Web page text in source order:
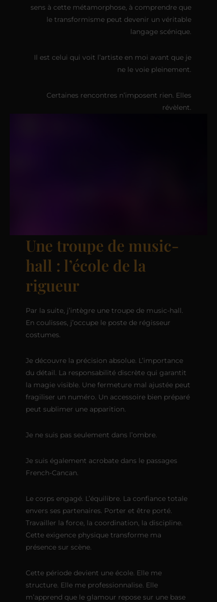
sens à cette métamorphose, à comprendre que
le transformisme peut devenir un véritable
langage scénique.
Il est celui qui voit l’artiste en moi avant que je
ne le voie pleinement.
Certaines rencontres n’imposent rien. Elles
révèlent.
Une troupe de music-
hall : l’école de la
rigueur
Par la suite, j’intègre une troupe de music-hall.
En coulisses, j’occupe le poste de régisseur
costumes.
Je découvre la précision absolue. L’importance
du détail. La responsabilité discrète qui garantit
la magie visible. Une fermeture mal ajustée peut
fragiliser un numéro. Un accessoire bien préparé
peut sublimer une apparition.
Je ne suis pas seulement dans l’ombre.
Je suis également acrobate dans le passages
French-Cancan.
Le corps engagé. L’équilibre. La confiance totale
envers ses partenaires. Porter et être porté.
Travailler la force, la coordination, la discipline.
Cette exigence physique transforme ma
présence sur scène.
Cette période devient une école. Elle me
structure. Elle me professionnalise. Elle
m’apprend que le glamour repose sur une base